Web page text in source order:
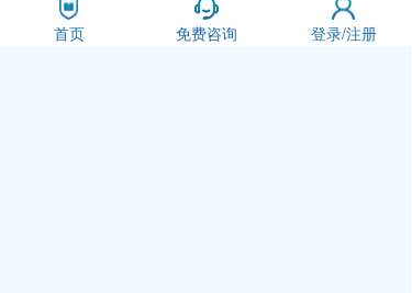
适合可能四处走动的外籍人士或家庭。
§IB文凭是国际公认的，因此非常适合全球、国
首页 免费咨询 登录/注册